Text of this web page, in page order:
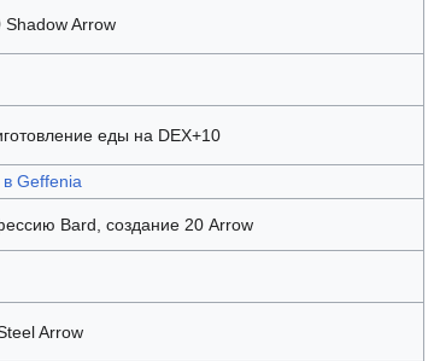
Arrow
еды на DEX+10
в Geffenia
Bard, создание 20 Arrow
Arrow